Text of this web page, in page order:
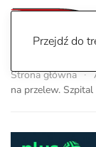
Przejdź do
Strona główna
na przelew. Szpital